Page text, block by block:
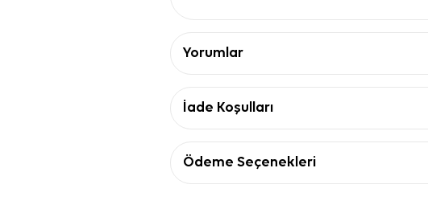
Yorumlar
İade Koşulları
Ödeme Seçenekleri